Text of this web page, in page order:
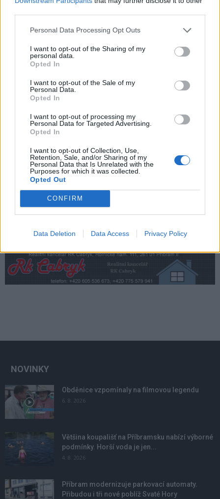
Personal Data Processing Opt Outs
I want to opt-out of the Sharing of my
personal data.
Opted In
I want to opt-out of the Sale of my
Personal Data.
Opted In
I want to opt-out of processing my
Personal Data for Targeted Advertising.
Opted In
I want to opt-out of Collection, Use,
Retention, Sale, and/or Sharing of my
Personal Data that Is Unrelated with the
Purposes for which it was collected.
Opted Out
CONFIRM
Data Deletion Data Access Privacy Policy
VÍCE OD AUTORA
Zpravodajství
výborné podmínky. Horší voda je jen na
Živohošti
Příbram modernizuje parkovací automaty.
Přibudou i tři nové poblíž Svaté Hory
Zpravodajství
Středočeský kraj upravil pravidla soutěže.
Obce nově získají body i za předcházení
vzniku odpadu
NOVINKY
Obděnice vzpomínaly na filmovou legendu
6. 8. 2026
Většina koupališť na Příbramsku nabízí výborné
podmínky. Horší voda je jen...
4. 8. 2026
Příbram modernizuje parkovací automaty.
Přibudou i tři nové poblíž Svaté Hory